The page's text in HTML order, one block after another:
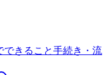
できること手続き・流